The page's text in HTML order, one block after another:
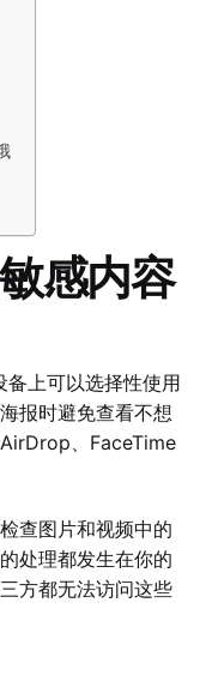
感内容
上可以选择性使用
报时避免查看不想
、FaceTime
查图片和视频中的
处理都发生在你的
方都无法访问这些